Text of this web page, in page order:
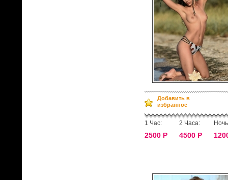
Добавить в
избранное
1 Час:
2500 Р
2 Часа:
4500 Р